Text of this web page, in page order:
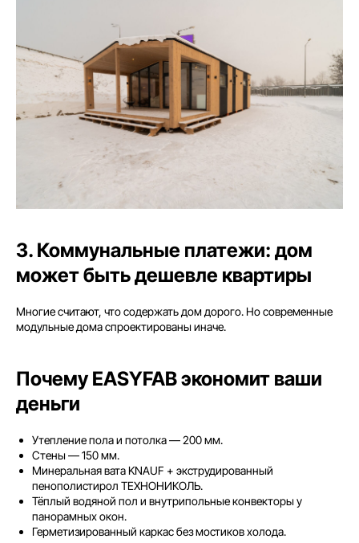
3. Коммунальные платежи: дом
может быть дешевле квартиры
Многие считают, что содержать дом дорого. Но современные
модульные дома спроектированы иначе.
Почему EASYFAB экономит ваши
деньги
Утепление пола и потолка — 200 мм.
Стены — 150 мм.
Минеральная вата KNAUF + экструдированный
пенополистирол ТЕХНОНИКОЛЬ.
Тёплый водяной пол и внутрипольные конвекторы у
панорамных окон.
Герметизированный каркас без мостиков холода.